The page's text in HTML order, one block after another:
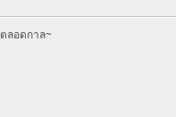
ลอดกาล~